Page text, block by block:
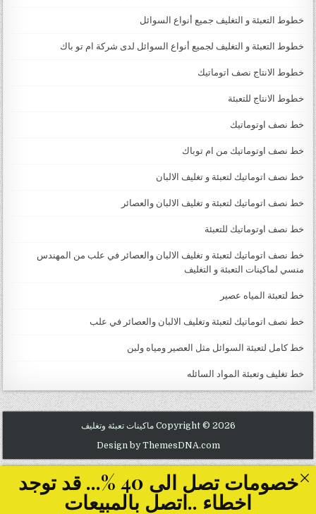
خطوط التعبئة و التغليف جميع أنواع السوائل
خطوط التعبئة و التغليف لجميع أنواع السوائل لدى شركة ام تو باك
خطوط الانتاج نصف اتوماتيك
خطوط الانتاج للتعبئة
خط نصف اوتوماتيك
خط نصف اوتوماتيك من ام توباك
خط نصف اتوماتيك لتعبئة و تغليف الالبان
خط نصف اتوماتيك لتعبئة و تغليف الالبان والعصائر
خط نصف اوتوماتيك للتعبئة
خط نصف اتوماتيك لتعبئة و تغليف الالبان والعصائر في علب من المهندس
منسي لماكينات التعبئة و التغليف
خط لتعبئة المياه عصير
خط نصف اتوماتيك لتعبئة وتغليف الالبان والعصائر في علب
خط كامل لتعبئة السوائل مثل العصير ومياه ولبن
خط تغليف وتعبئة المواد السائله
Copyright © 2026 ماكينات تعبئة وتغليف
Design by ThemesDNA.com
خصومات تصل الى 40 %... قد توجد
اخطاء ..اتصل بالمبيعات